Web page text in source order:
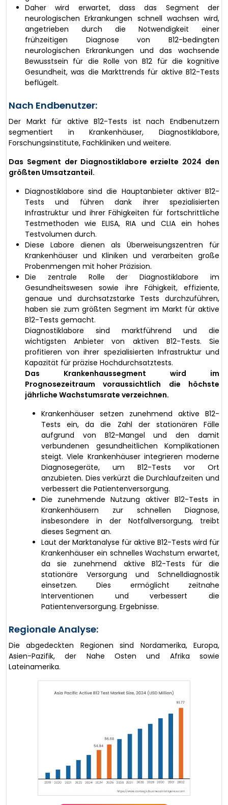
Daher wird erwartet, dass das Segment der
neurologischen Erkrankungen schnell wachsen wird,
angetrieben durch die Notwendigkeit einer
frühzeitigen Diagnose von B12-bedingten
neurologischen Erkrankungen und das wachsende
Bewusstsein für die Rolle von B12 für die kognitive
Gesundheit, was die Markttrends für aktive B12-Tests
beflügelt.
Nach Endbenutzer:
Der Markt für aktive B12-Tests ist nach Endbenutzern
segmentiert in Krankenhäuser, Diagnostiklabore,
Forschungsinstitute, Fachkliniken und weitere.
Das Segment der Diagnostiklabore erzielte 2024 den
größten Umsatzanteil.
Diagnostiklabore sind die Hauptanbieter aktiver B12-
Tests und führen dank ihrer spezialisierten
Infrastruktur und ihrer Fähigkeiten für fortschrittliche
Testmethoden wie ELISA, RIA und CLIA ein hohes
Testvolumen durch.
Diese Labore dienen als Überweisungszentren für
Krankenhäuser und Kliniken und verarbeiten große
Probenmengen mit hoher Präzision.
Die zentrale Rolle der Diagnostiklabore im
Gesundheitswesen sowie ihre Fähigkeit, effiziente,
genaue und durchsatzstarke Tests durchzuführen,
haben sie zum größten Segment im Markt für aktive
B12-Tests gemacht.
Diagnostiklabore sind marktführend und die
wichtigsten Anbieter von aktiven B12-Tests. Sie
profitieren von ihrer spezialisierten Infrastruktur und
Kapazität für präzise Hochdurchsatztests.
Das Krankenhaussegment wird im
Prognosezeitraum voraussichtlich die höchste
jährliche Wachstumsrate verzeichnen.
Krankenhäuser setzen zunehmend aktive B12-
Tests ein, da die Zahl der stationären Fälle
aufgrund von B12-Mangel und den damit
verbundenen gesundheitlichen Komplikationen
steigt. Viele Krankenhäuser integrieren moderne
Diagnosegeräte, um B12-Tests vor Ort
anzubieten. Dies verkürzt die Durchlaufzeiten und
verbessert die Patientenversorgung.
Die zunehmende Nutzung aktiver B12-Tests in
Krankenhäusern zur schnellen Diagnose,
insbesondere in der Notfallversorgung, treibt
dieses Segment an.
Laut der Marktanalyse für aktive B12-Tests wird für
Krankenhäuser ein schnelles Wachstum erwartet,
da sie zunehmend aktive B12-Tests für die
stationäre Versorgung und Schnelldiagnostik
einsetzen. Dies ermöglicht zeitnahe
Interventionen und verbessert die
Patientenversorgung. Ergebnisse.
Regionale Analyse:
Die abgedeckten Regionen sind Nordamerika, Europa,
Asien-Pazifik, der Nahe Osten und Afrika sowie
Lateinamerika.